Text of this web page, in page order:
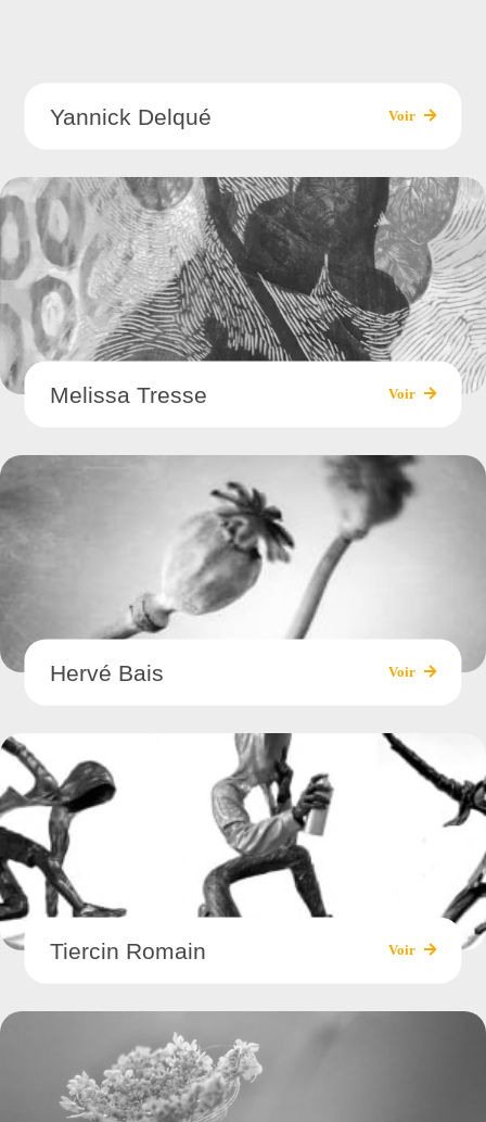
Yannick Delqué Voir
Melissa Tresse Voir
Hervé Bais Voir
Tiercin Romain Voir